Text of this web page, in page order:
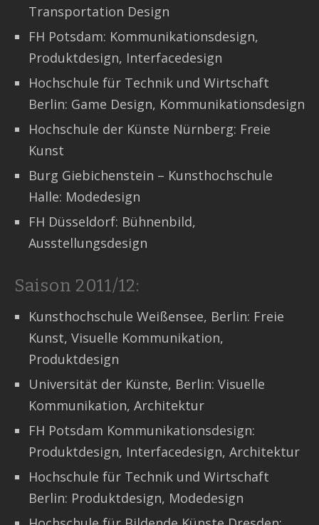
Transportation Design
FH Potsdam: Kommunikationsdesign,
Produktdesign, Interfacedesign
Hochschule für Technik und Wirtschaft
Berlin: Game Design, Kommunikationsdesign
Hochschule der Künste Nürnberg: Freie
Kunst
Burg Giebichenstein – Kunsthochschule
Halle: Modedesign
FH Düsseldorf: Bühnenbild,
Ausstellungsdesign
Saison 2011/12:
Kunsthochschule Weißensee, Berlin: Freie
Kunst, Visuelle Kommunikation,
Produktdesign
Universität der Künste, Berlin: Visuelle
Kommunikation, Architektur
FH Potsdam Kommunikationsdesign:
Produktdesign, Interfacedesign, Architektur
Hochschule für Technik und Wirtschaft
Berlin: Produktdesign, Modedesign